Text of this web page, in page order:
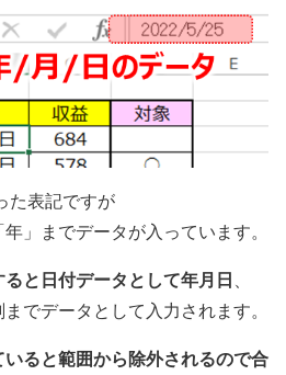
た表記ですが
」までデータが入っています。
と日付データとして年月日、
でデータとして入力されます。
いると範囲から除外されるので合